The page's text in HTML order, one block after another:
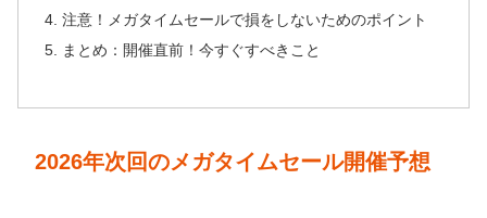
注意！メガタイムセールで損をしないためのポイント
まとめ：開催直前！今すぐすべきこと
2026年次回のメガタイムセール開催予想